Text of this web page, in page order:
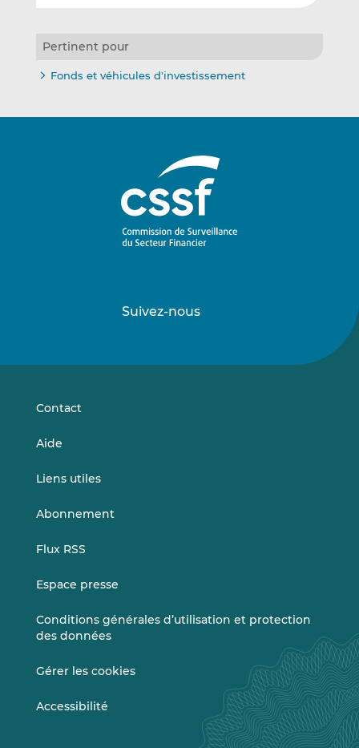
Pertinent pour
Fonds et véhicules d'investissement
Suivez-nous
sursur
Contact
Aide
Liens utiles
Abonnement
Flux RSS
Espace presse
Conditions générales d’utilisation et protection
des données
Gérer les cookies
Accessibilité